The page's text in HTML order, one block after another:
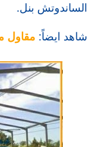
الساندوتش بنل.
شاهد ايضاً: مقاول